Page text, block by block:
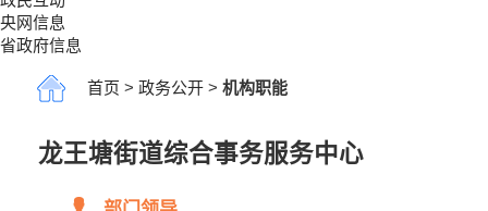
央网信息
省政府信息
首页 > 政务公开> 机构职能
龙王塘街道综合事务服务中心